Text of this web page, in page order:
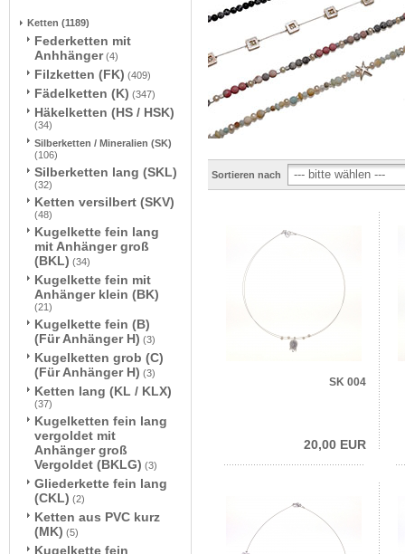
Sortieren nach
SK 004
20,00 EUR
Ketten (1189)
Federketten mit
Anhhänger (4)
Filzketten (FK) (409)
Fädelketten (K) (347)
Häkelketten (HS / HSK)
(34)
Silberketten / Mineralien (SK)
(106)
Silberketten lang (SKL)
(32)
Ketten versilbert (SKV)
(48)
Kugelkette fein lang
mit Anhänger groß
(BKL) (34)
Kugelkette fein mit
Anhänger klein (BK)
(21)
Kugelkette fein (B)
(Für Anhänger H) (3)
Kugelketten grob (C)
(Für Anhänger H) (3)
Ketten lang (KL / KLX)
(37)
Kugelketten fein lang
vergoldet mit
Anhänger groß
Vergoldet (BKLG) (3)
Gliederkette fein lang
(CKL) (2)
Ketten aus PVC kurz
(MK) (5)
Kugelkette fein